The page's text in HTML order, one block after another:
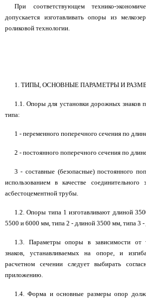
При соответствующем технико-
допускается изготавливать опоры из
роликовой технологии.
1. ТИПЫ, ОСНОВНЫЕ ПАРАМЕТРЫ И
1.1. Опоры для установки дорожных знаков
типа:
1 - переменного поперечного сечения по
2 - постоянного поперечного сечения по
3 - составные (безопасные) постоянного
использованием в качестве
асбестоцементной трубы.
1.2. Опоры типа 1 изготавливают длиной
5500 и 6000 мм, типа 2 - длиной 3500 мм, типа 3
1.3. Параметры опоры в зависимости от
знаков, устанавливаемых на опоре, и
расчетном сечении следует выбирать
приложению.
1.4. Форма и основные размеры опор